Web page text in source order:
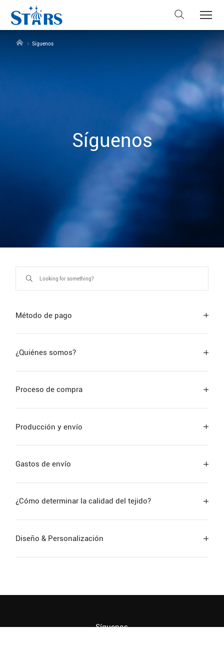
Síguenos
Síguenos
Método de pago
¿Quiénes somos?
Proceso de compra
Producción y envío
Gastos de envío
¿Cómo determinar la calidad del tejido?
Diseño & Personalización
Síguenos